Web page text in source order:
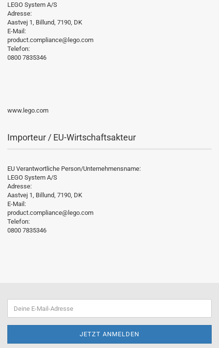
LEGO System A/S
Adresse:
Aastvej 1, Billund, 7190, DK
E-Mail:
product.compliance@lego.com
Telefon:
0800 7835346
www.lego.com
Importeur / EU-Wirtschaftsakteur
EU Verantwortliche Person/Unternehmensname:
LEGO System A/S
Adresse:
Aastvej 1, Billund, 7190, DK
E-Mail:
product.compliance@lego.com
Telefon:
0800 7835346